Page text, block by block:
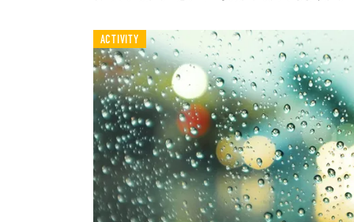
ACTIVITY